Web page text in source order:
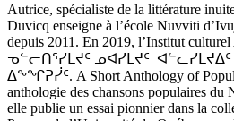
Autrice, spécialiste de la littérature
Duvicq enseigne à l’école Nuvviti
depuis 2011. En 2019, l’Institut
ᓀᓪᓕᑎᕐᓯᒪᔪᑦ ᓄᐊᓯᒪᔪᑦ
ᐃᖕᖏᕈᓰᑦ. A Short Anthology of
anthologie des chansons populaires du
elle publie un essai pionnier dans la